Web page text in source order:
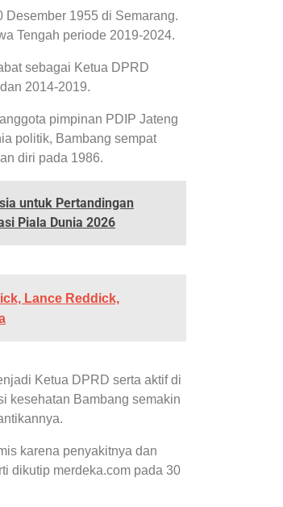
Desember 1955 di Semarang.
Tengah periode 2019-2024.
sebagai Ketua DPRD
2014-2019.
pimpinan PDIP Jateng
politik, Bambang sempat
diri pada 1986.
untuk Pertandingan
Piala Dunia 2026
Lance Reddick,
Ketua DPRD serta aktif di
kesehatan Bambang semakin
karena penyakitnya dan
dikutip merdeka.com pada 30